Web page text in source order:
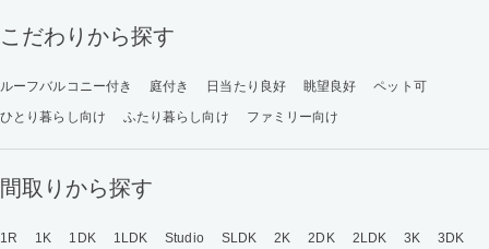
こだわりから探す
ルーフバルコニー付き 庭付き 日当たり良好 眺望良好
ペット可
ひとり暮らし向け
ふたり暮らし向け ファミリー向け
間取りから探す
1R 1K 1DK 1LDK Studio SLDK 2K 2DK 2LDK 3K
3DK